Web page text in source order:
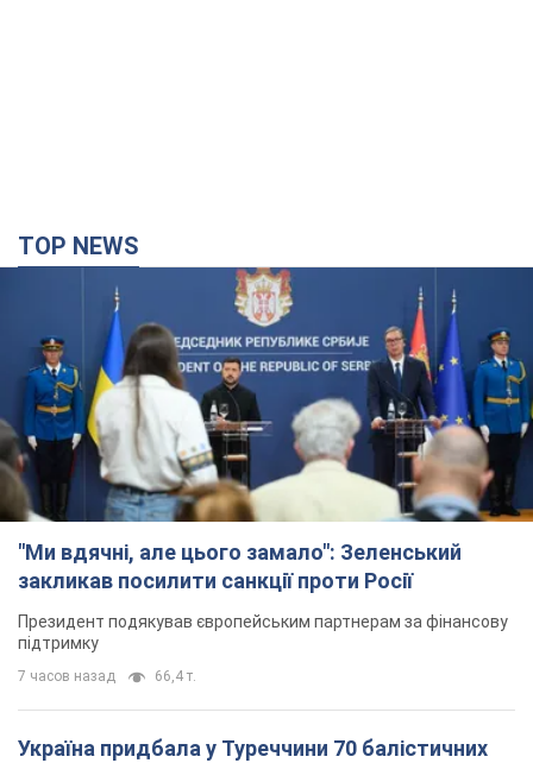
TOP NEWS
"Ми вдячні, але цього замало": Зеленський
закликав посилити санкції проти Росії
Президент подякував європейським партнерам за фінансову
підтримку
7 часов назад 66,4 т.
Україна придбала у Туреччини 70 балістичних